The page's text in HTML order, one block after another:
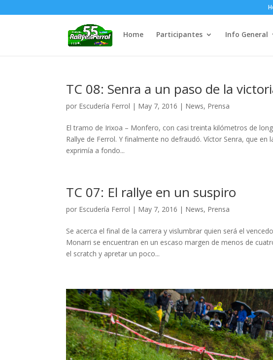
Home Participantes Info General
TC 08: Senra a un paso de la
por Escudería Ferrol | May 7, 2016 | News, Prensa
El tramo de Irixoa – Monfero, con casi treinta kilómetros de
Rallye de Ferrol. Y finalmente no defraudó. Víctor Senra, que
exprimía a fondo...
TC 07: El rallye en un suspiro
por Escudería Ferrol | May 7, 2016 | News, Prensa
Se acerca el final de la carrera y vislumbrar quien será el
Monarri se encuentran en un escaso margen de menos de
el scratch y apretar un poco...